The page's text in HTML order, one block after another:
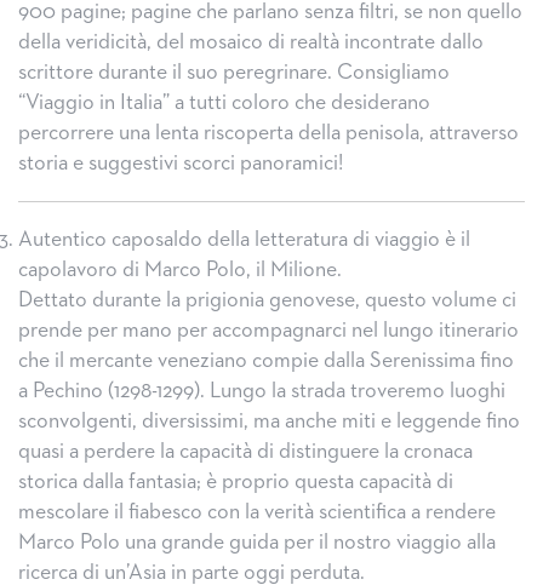
900 pagine; pagine che parlano senza filtri, se non quello
della veridicità, del mosaico di realtà incontrate dallo
scrittore durante il suo peregrinare. Consigliamo
“Viaggio in Italia” a tutti coloro che desiderano
percorrere una lenta riscoperta della penisola, attraverso
storia e suggestivi scorci panoramici!
Autentico caposaldo della letteratura di viaggio è il
capolavoro di Marco Polo, il Milione.
Dettato durante la prigionia genovese, questo volume ci
prende per mano per accompagnarci nel lungo itinerario
che il mercante veneziano compie dalla Serenissima fino
a Pechino (1298-1299). Lungo la strada troveremo luoghi
sconvolgenti, diversissimi, ma anche miti e leggende fino
quasi a perdere la capacità di distinguere la cronaca
storica dalla fantasia; è proprio questa capacità di
mescolare il fiabesco con la verità scientifica a rendere
Marco Polo una grande guida per il nostro viaggio alla
ricerca di un’Asia in parte oggi perduta.